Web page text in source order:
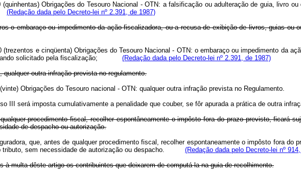
(quinhentas) Obrigações do Tesouro Nacional - OTN: a falsificação ou adulteração de guia, livro
(Redação dada pelo Decreto-lei nº 2.391, de 1987)
o embaraço ou impedimento da ação fiscalizadora, ou a recusa de exibição de livros, guias ou
(trezentos e cinqüenta) Obrigações do Tesouro Nacional - OTN: o embaraço ou impedimento da
solicitado pela fiscalização; (Redação dada pelo Decreto-lei nº 2.391, de 1987)
outra infração prevista no regulamento.
(vinte) Obrigações do Tesouro nacional - OTN: qualquer outra infração prevista no
III será imposta cumulativamente a penalidade que couber, se fôr apurada a prática de outra
procedimento fiscal, recolher espontâneamente o impôsto fora do prazo previsto, ficará
de despacho ou autorização.
que, antes de qualquer procedimento fiscal, recolher espontaneamente o impôsto fora
tributo, sem necessidade de autorização ou despacho. (Redação dada pelo Decreto-lei nº
à multa dêste artigo os contribuintes que deixarem de computá-la na guia de recolhimento.